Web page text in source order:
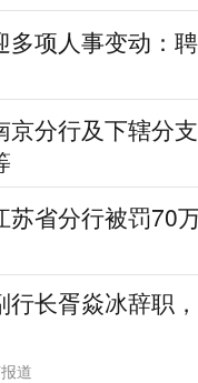
多项人事变动：
京分行及下辖分
苏省分行被罚70
行长胥焱冰辞职
道